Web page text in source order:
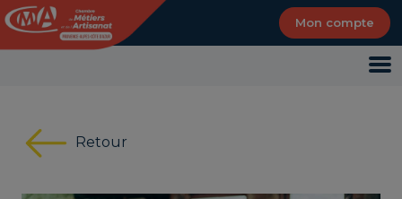
Mon compte
Retour
Panneau de gestion des cookies